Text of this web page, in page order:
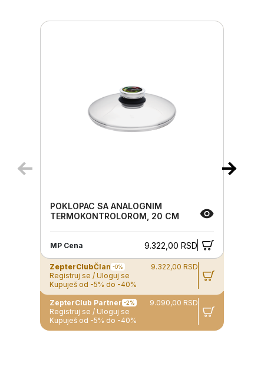
POKLOPAC SA ANALOGNIM
TERMOKONTROLOROM, 20 CM
MP Cena 9.322,00 RSD
ZepterClubČlan -0%
9.322,00 RSD
Registruj se / Uloguj se
Kupuješ od -5% do -40%
ZepterClub Partner -2%
9.090,00 RSD
Registruj se / Uloguj se
Kupuješ od -5% do -40%